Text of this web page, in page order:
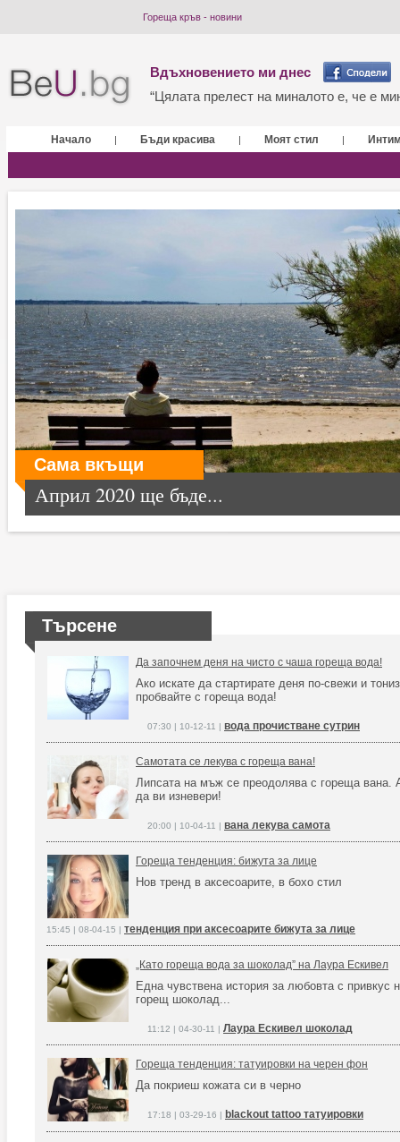
Гореща кръв - новини
Вдъхновението ми днес
“Цялата прелест на миналото е, че е
Начало | Бъди красива | Моят стил |
Сама вкъщи
Април 2020 ще бъде...
Търсене
Да започнем деня на чисто с чаша гореща вода!
Ако искате да стартирате деня по-свежи и
пробвайте с гореща вода!
07:30 | 10-12-11 | вода прочистване сутрин
Самотата се лекува с гореща вана!
Липсата на мъж се преодолява с гореща вана.
да ви изневери!
20:00 | 10-04-11 | вана лекува самота
Гореща тенденция: бижута за лице
Нов тренд в аксесоарите, в бохо стил
15:45 | 08-04-15 | тенденция при аксесоарите бижута за лице
„Като гореща вода за шоколад” на Лаура Ескивел
Една чувствена история за любовта с привкус
горещ шоколад...
11:12 | 04-30-11 | Лаура Ескивел шоколад
Гореща тенденция: татуировки на черен фон
Да покриеш кожата си в черно
17:18 | 03-29-16 | blackout tattoo татуировки